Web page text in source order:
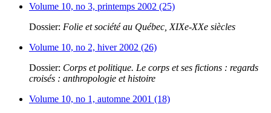
Volume 10, no 3, printemps 2002 (25)
Dossier: Folie et société au Québec, XIXe-XXe siècles
Volume 10, no 2, hiver 2002 (26)
Dossier: Corps et politique. Le corps et ses fictions : regards
croisés : anthropologie et histoire
Volume 10, no 1, automne 2001 (18)